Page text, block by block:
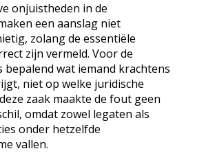
onjuistheden in de
een aanslag niet
zolang de essentiële
zijn vermeld. Voor de
wat iemand krachtens
niet op welke juridische
zaak maakte de fout geen
omdat zowel legaten als
onder hetzelfde
vallen.